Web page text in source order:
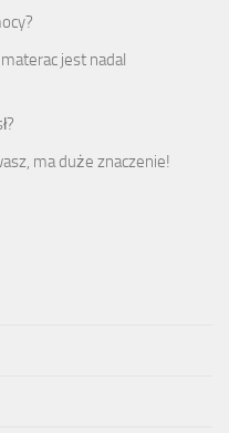
jest nadal
ma duże znaczenie!